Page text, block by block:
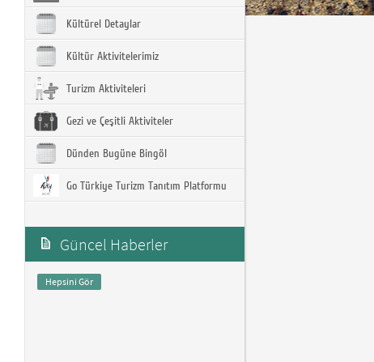
Kültürel Detaylar
Kültür Aktivitelerimiz
Turizm Aktiviteleri
Gezi ve Çeşitli Aktiviteler
Dünden Bugüne Bingöl
Go Türkiye Turizm Tanıtım Platformu
Güncel Haberler
Hepsini Gör